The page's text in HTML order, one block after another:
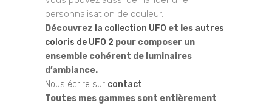
personnalisation de couleur.
Découvrez la collection UFO et les autres
coloris de UFO 2 pour composer un
ensemble cohérent de luminaires
d’ambiance.
Nous écrire sur contact
Toutes mes gammes sont entièrement